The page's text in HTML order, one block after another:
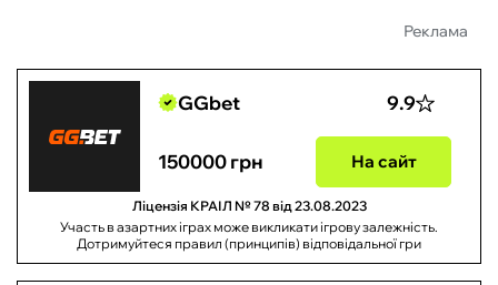
Реклама
GGbet 9.9
150000 грн На сайт
Ліцензія КРАІЛ № 78 від 23.08.2023
Участь в азартних іграх може викликати ігрову залежність.
Дотримуйтеся правил (принципів) відповідальної гри